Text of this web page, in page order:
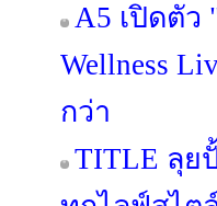
A5 เปิดตัว
Wellness
กว่า
TITLE ลุย